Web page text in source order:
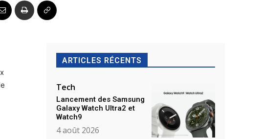
ARTICLES RÉCENTS
Tech
Lancement des Samsung
Galaxy Watch Ultra2 et
Watch9
4 août 2026